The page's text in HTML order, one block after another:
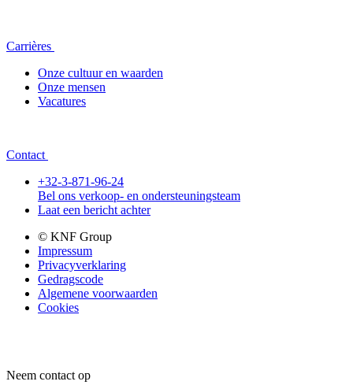
Carrières
Onze cultuur en waarden
Onze mensen
Vacatures
Contact
+32-3-871-96-24
Bel ons verkoop- en ondersteuningsteam
Laat een bericht achter
© KNF Group
Impressum
Privacyverklaring
Gedragscode
Algemene voorwaarden
Cookies
Neem contact op